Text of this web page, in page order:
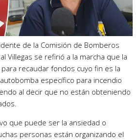
de la Comisión de Bomberos
Villegas se refirió a la marcha que la
recaudar fondos cuyo fin es la
específico para incendio
al decir que no están obteniendo
que puede ser la ansiedad o
personas están organizando el